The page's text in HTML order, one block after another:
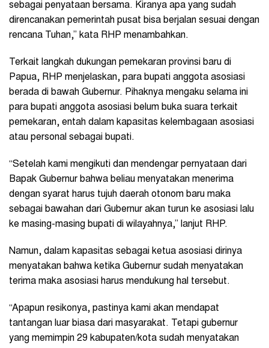
sebagai penyataan bersama. Kiranya apa yang sudah
direncanakan pemerintah pusat bisa berjalan sesuai dengan
rencana Tuhan,” kata RHP menambahkan.
Terkait langkah dukungan pemekaran provinsi baru di
Papua, RHP menjelaskan, para bupati anggota asosiasi
berada di bawah Gubernur. Pihaknya mengaku selama ini
para bupati anggota asosiasi belum buka suara terkait
pemekaran, entah dalam kapasitas kelembagaan asosiasi
atau personal sebagai bupati.
“Setelah kami mengikuti dan mendengar pernyataan dari
Bapak Gubernur bahwa beliau menyatakan menerima
dengan syarat harus tujuh daerah otonom baru maka
sebagai bawahan dari Gubernur akan turun ke asosiasi lalu
ke masing-masing bupati di wilayahnya,” lanjut RHP.
Namun, dalam kapasitas sebagai ketua asosiasi dirinya
menyatakan bahwa ketika Gubernur sudah menyatakan
terima maka asosiasi harus mendukung hal tersebut.
“Apapun resikonya, pastinya kami akan mendapat
tantangan luar biasa dari masyarakat. Tetapi gubernur
yang memimpin 29 kabupaten/kota sudah menyatakan